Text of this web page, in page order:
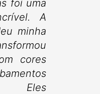
foi uma
A
minha
cores
Eles